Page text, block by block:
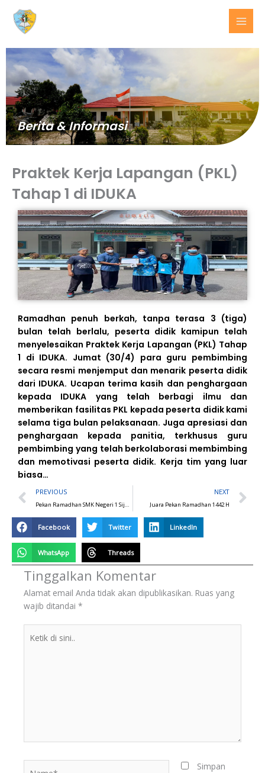
konten
Berita & Informasi
Praktek Kerja Lapangan (PKL)
Tahap 1 di IDUKA
Ramadhan penuh berkah, tanpa terasa 3 (tiga)
bulan telah berlalu, peserta didik kamipun telah
menyelesaikan Praktek Kerja Lapangan (PKL) Tahap
1 di IDUKA. Jumat (30/4) para guru pembimbing
secara resmi menjemput dan menarik peserta didik
dari IDUKA. Ucapan terima kasih dan penghargaan
kepada IDUKA yang telah berbagi ilmu dan
memberikan fasilitas PKL kepada peserta didik kami
selama tiga bulan pelaksanaan. Juga apresiasi dan
penghargaan kepada panitia, terkhusus guru
pembimbing yang telah berkolaborasi membimbing
dan memotivasi peserta didik. Kerja tim yang luar
biasa…
Prev
PREVIOUS
Pekan Ramadhan SMK Negeri 1 Sijuk hari ke-5
NEXT
Juara Pekan Ramadhan 1442 H
Facebook Twitter LinkedIn
WhatsApp Threads
Tinggalkan Komentar
Alamat email Anda tidak akan dipublikasikan. Ruas yang
wajib ditandai *
Simpan
BERITA
TERKINI